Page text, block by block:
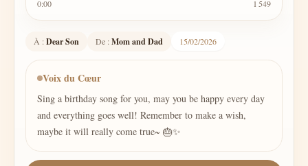
0:00 1 549
À :Dear Son De :Mom and Dad 15/02/2026
Voix du Cœur
Sing a birthday song for you, may you be happy every day
and everything goes well! Remember to make a wish,
maybe it will really come true~ 🎂✨